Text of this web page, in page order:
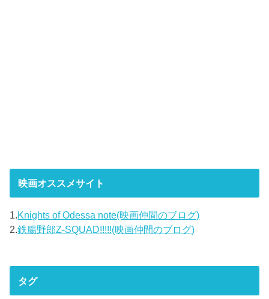
映画オススメサイト
1.Knights of Odessa note(映画仲間のブログ)
2.鉄腸野郎Z-SQUAD!!!!!(映画仲間のブログ)
タグ